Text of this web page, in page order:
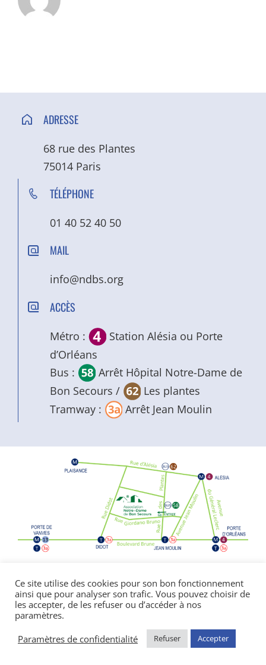
ADRESSE
68 rue des Plantes
75014 Paris
TÉLÉPHONE
01 40 52 40 50
MAIL
info@ndbs.org
ACCÈS
Métro :
Station Alésia ou Porte
d’Orléans
Bus :
Arrêt Hôpital Notre-Dame de
Bon Secours /
Les plantes
Tramway :
Arrêt Jean Moulin
Politique de confidentialité|Mentions
légales
© Copyright Notre Dame de Bon Secours
2026 | réalisé par l’
CDKIT
Ce site utilise des cookies pour son bon fonctionnement
ainsi que pour analyser son trafic. Vous pouvez choisir de
les accepter, de les refuser ou d’accéder à nos
paramètres.
Paramètres de confidentialité
Refuser Accepter